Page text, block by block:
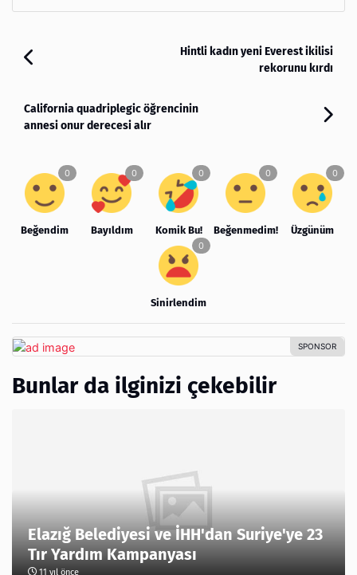
Hintli kadın yeni Everest ikilisi
rekorunu kırdı
California quadriplegic öğrencinin
annesi onur derecesi alır
Beğendim Bayıldım Komik Bu! Beğenmedim! Üzgünüm
Sinirlendim
Bunlar da ilginizi çekebilir
Elazığ Belediyesi ve İHH'dan Suriye'ye 23
Tır Yardım Kampanyası
11 yıl önce